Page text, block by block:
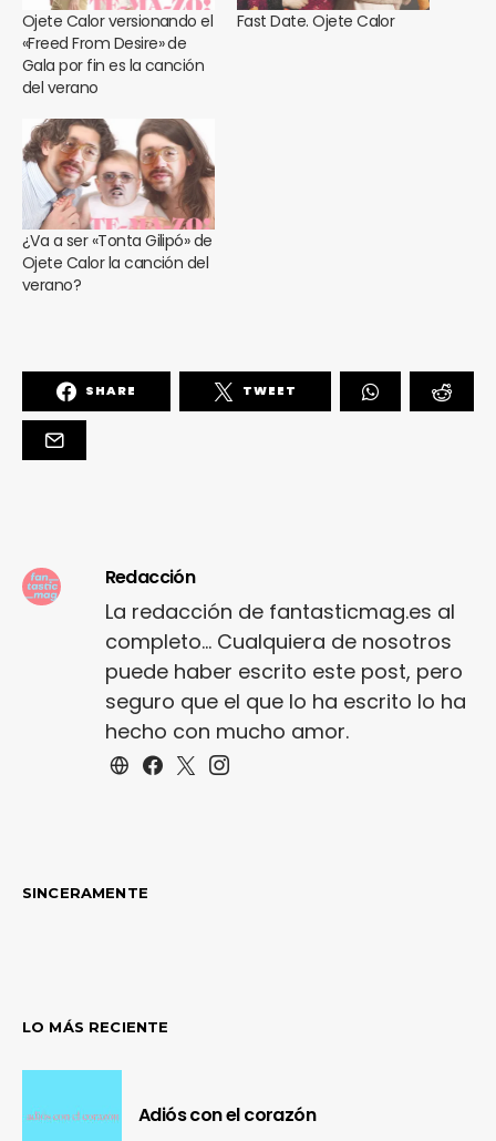
Ojete Calor versionando el
«Freed From Desire» de
Gala por fin es la canción
del verano
Fast Date. Ojete Calor
¿Va a ser «Tonta Gilipó» de
Ojete Calor la canción del
verano?
SHARE TWEET
Redacción
La redacción de fantasticmag.es al
completo... Cualquiera de nosotros
puede haber escrito este post, pero
seguro que el que lo ha escrito lo ha
hecho con mucho amor.
SINCERAMENTE
LO MÁS RECIENTE
Adiós con el corazón